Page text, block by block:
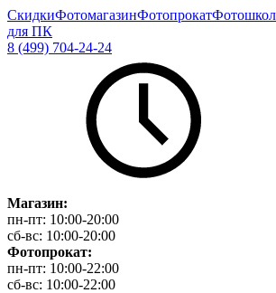
СкидкиФотомагазинФотопрокат
для ПК
8 (499) 704-24-24
Магазин:
пн-пт: 10:00-20:00
сб-вс: 10:00-20:00
Фотопрокат:
пн-пт: 10:00-22:00
сб-вс: 10:00-22:00